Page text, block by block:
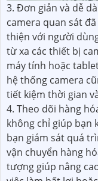
3. Đơn giản và dễ
camera quan sát
thiện với người
từ xa các thiết bị
máy tính hoặc
hệ thống camera
tiết kiệm thời gian
4. Theo dõi hàng
không chỉ giúp bạn
bạn giám sát quá
vận chuyển hàng
tượng giúp nâng